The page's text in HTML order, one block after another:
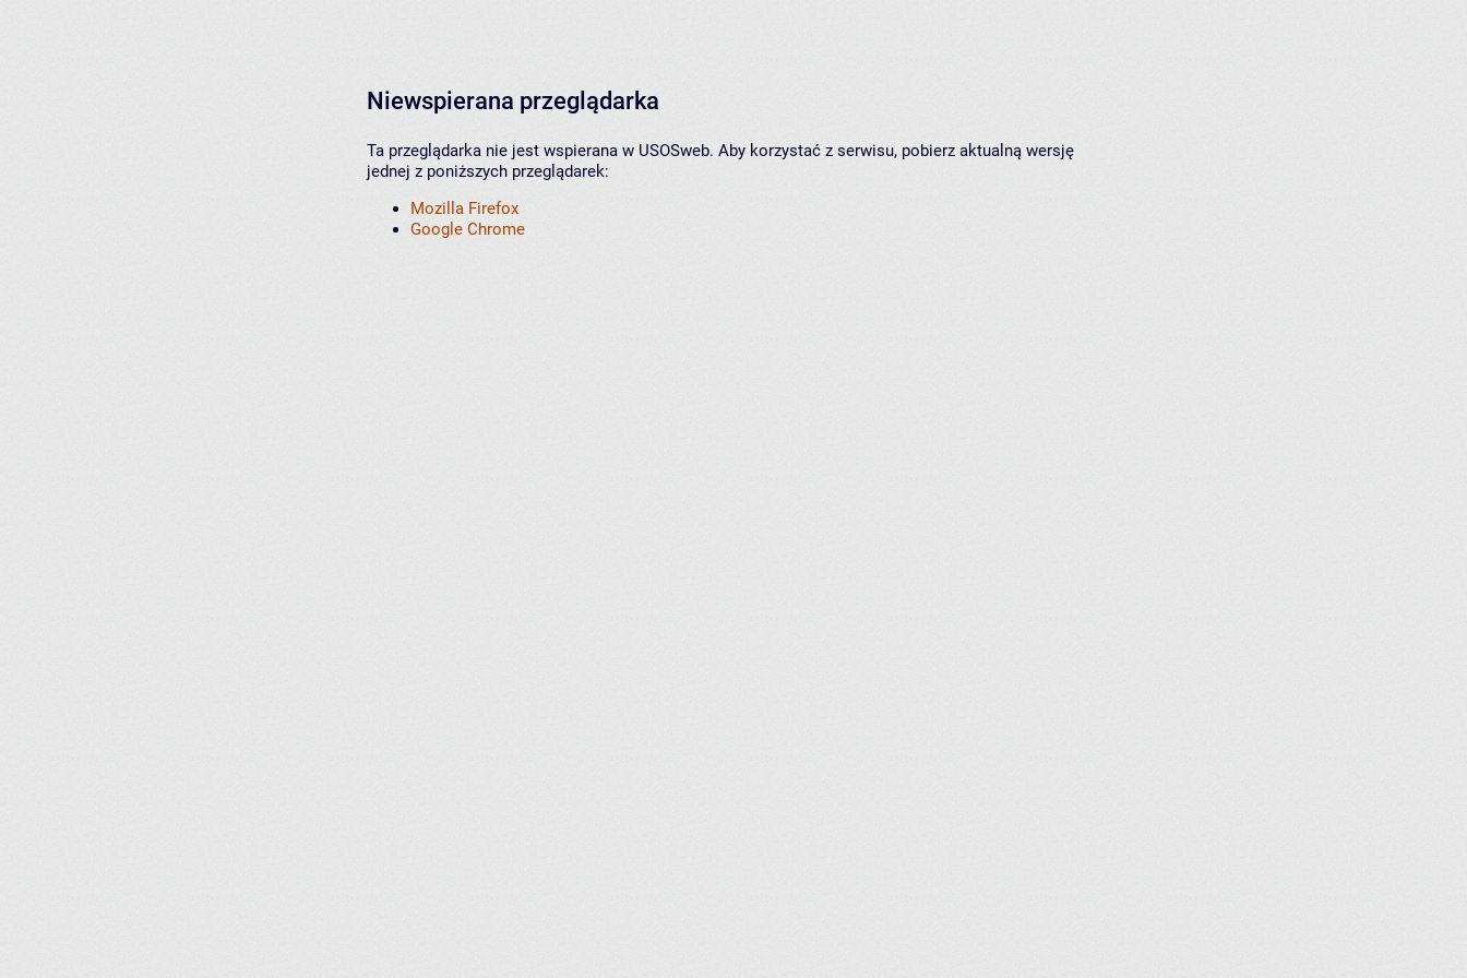
Niewspierana przeglądarka
Ta przeglądarka nie jest wspierana w USOSweb. Aby korzystać z serwisu, pobierz aktualną wersję
jednej z poniższych przeglądarek:
Mozilla Firefox
Google Chrome